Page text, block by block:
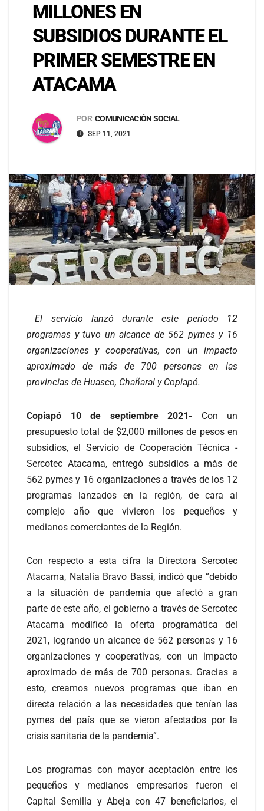
MILLONES EN
SUBSIDIOS DURANTE EL
PRIMER SEMESTRE EN
ATACAMA
POR COMUNICACIÓN SOCIAL
SEP 11, 2021
El servicio lanzó durante este periodo 12
programas y tuvo un alcance de 562 pymes y 16
organizaciones y cooperativas, con un impacto
aproximado de más de 700 personas en las
provincias de Huasco, Chañaral y Copiapó.
Copiapó 10 de septiembre 2021- Con un
presupuesto total de $2,000 millones de pesos en
subsidios, el Servicio de Cooperación Técnica -
Sercotec Atacama, entregó subsidios a más de
562 pymes y 16 organizaciones a través de los 12
programas lanzados en la región, de cara al
complejo año que vivieron los pequeños y
medianos comerciantes de la Región.
Con respecto a esta cifra la Directora Sercotec
Atacama, Natalia Bravo Bassi, indicó que “debido
a la situación de pandemia que afectó a gran
parte de este año, el gobierno a través de Sercotec
Atacama modificó la oferta programática del
2021, logrando un alcance de 562 personas y 16
organizaciones y cooperativas, con un impacto
aproximado de más de 700 personas. Gracias a
esto, creamos nuevos programas que iban en
directa relación a las necesidades que tenían las
pymes del país que se vieron afectados por la
crisis sanitaria de la pandemia”.
Los programas con mayor aceptación entre los
pequeños y medianos empresarios fueron el
Capital Semilla y Abeja con 47 beneficiarios, el